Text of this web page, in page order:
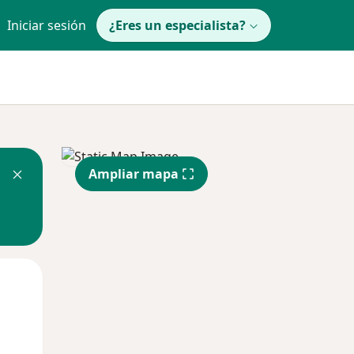
Iniciar sesión ¿Eres un especialista?
Ampliar mapa